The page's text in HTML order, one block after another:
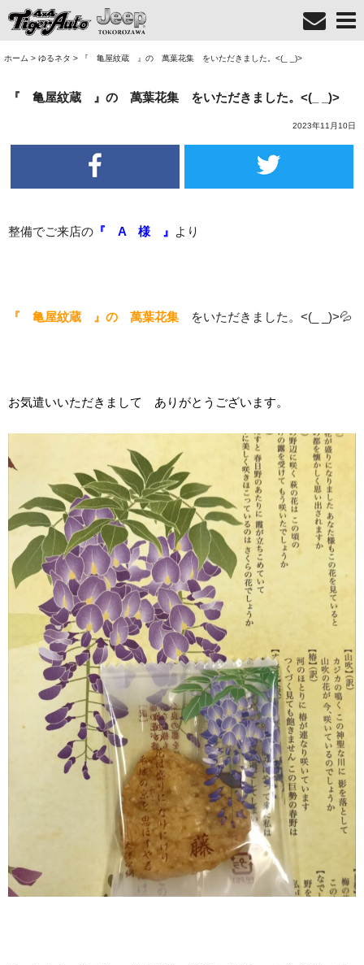
ホーム > ゆるネタ > 『 亀屋紋蔵 』の 萬葉花集 をいただきました。<(_ _)>
『 亀屋紋蔵 』の 萬葉花集 をいただきました。<(_ _)>
2023年11月10日
整備でご来店の 『 A 様 』 より
『 亀屋紋蔵 』の 萬葉花集 をいただきました。<(_ _)>💦
お気遣いいただきまして ありがとうございます。